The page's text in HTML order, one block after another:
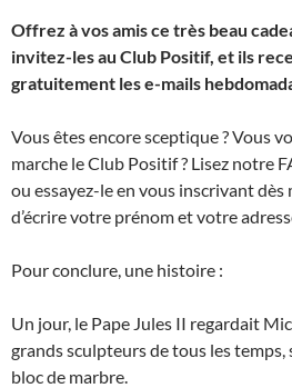
Offrez à vos amis ce très beau
invitez-les au Club Positif, et ils
gratuitement les e-mails
Vous êtes encore sceptique ? Vous
marche le Club Positif ? Lisez notre
ou essayez-le en vous inscrivant
d’écrire votre prénom et votre
Pour conclure, une histoire :
Un jour, le Pape Jules II regardait
grands sculpteurs de tous les temps,
bloc de marbre.